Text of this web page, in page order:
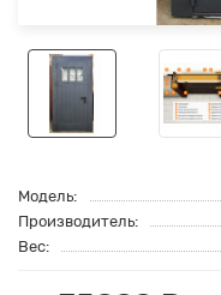
Модель:
Производитель:
Вес: